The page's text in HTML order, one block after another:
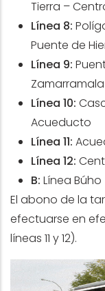
Tierra –
Línea 8:
Puente de
Línea 9:
Zamarramala
Línea 10:
Acueducto
Línea 11:
Línea 12:
B: Línea Búho
El abono de la
efectuarse en
líneas 11 y 12).